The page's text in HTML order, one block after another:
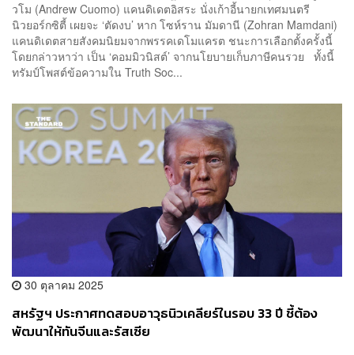
วโม (Andrew Cuomo) แคนดิเดตอิสระ นั่งเก้าอี้นายกเทศมนตรี
นิวยอร์กซิตี้ เผยจะ ‘ตัดงบ’ หาก โซห์ราน มัมดานี (Zohran Mamdani)
แคนดิเดตสายสังคมนิยมจากพรรคเดโมแครต ชนะการเลือกตั้งครั้งนี้
โดยกล่าวหาว่า เป็น ‘คอมมิวนิสต์’ จากนโยบายเก็บภาษีคนรวย ทั้งนี้
ทรัมป์โพสต์ข้อความใน Truth Soc...
30 ตุลาคม 2025
สหรัฐฯ ประกาศทดสอบอาวุธนิวเคลียร์ในรอบ 33 ปี ชี้ต้อง
พัฒนาให้ทันจีนและรัสเซีย